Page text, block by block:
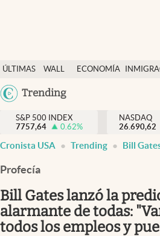
ÚLTIMAS
NOTICIAS
WALL
DÓLAR
ECONOMÍA
Trending
Finanzas y economía
Wall Street y dólar
Inmigración
Espiritual
Streaming
S&P 500 INDEX
7757,64
0.62%
NASDAQ
26.690,62
Cronista USA Trending Bill
Profecía
Bill Gates lanzó la
alarmante de todas:
todos los empleos y